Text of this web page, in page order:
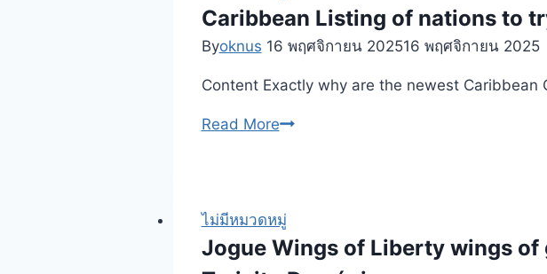
Caribbean Listing of nations to
Byoknus 16 พฤศจิกายน 202516 พฤศจิกายน 2025
Content Exactly why are the newest Caribbean
Read MoreCaribbean
to
try
out
ไม่มีหมวดหมู่
Jogue Wings of Liberty wings